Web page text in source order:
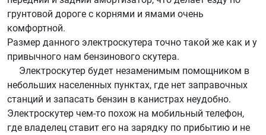
грунтовой дороге с корнями и ямами очень
комфортной.
Размер данного электроскутера точно такой же как и у
привычного нам бензинового скутера.
Электроскутер будет незаменимым помощником в
небольших населенных пунктах, где нет заправочных
станций и запасать бензин в канистрах неудобно.
Электроскутер чем-то похож на мобильный телефон,
где владелец ставит его на зарядку по прибытию и не